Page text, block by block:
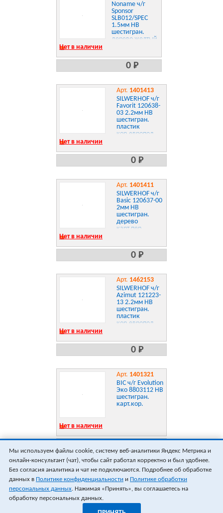
Noname ч/г
Sponsor
SLB012/SPEC
1.5мм HB
шестигран.
дерево желтый
Нет в наличии
0 Р
Арт. 1401413
SILWERHOF ч/г
Favorit 120638-
03 2.2мм HB
шестигран.
пластик
кор.европод.
Нет в наличии
0 Р
Арт. 1401411
SILWERHOF ч/г
Basic 120637-00
2мм HB
шестигран.
дерево
карт.пер.
Нет в наличии
0 Р
Арт. 1462153
SILWERHOF ч/г
Azimut 121223-
13 2.2мм HB
шестигран.
пластик
кор.европод.
Нет в наличии
0 Р
Арт. 1401321
BIC ч/г Evolution
Эко 8803112 HB
шестигран.
карт.кор.
Нет в наличии
ПОКАЗАТЬ ЕЩЁ 18ВСЕГО 12
Мы используем файлы cookie, систему веб-аналитики Яндекс Метрика и
онлайн-консультант (чат), чтобы сайт работал корректно и был удобнее.
Без согласия аналитика и чат не подключаются. Подробнее об обработке
данных в Политике конфиденциальности и Политике обработки
персональных данных. Нажимая «Принять», вы соглашаетесь на
обработку персональных данных.